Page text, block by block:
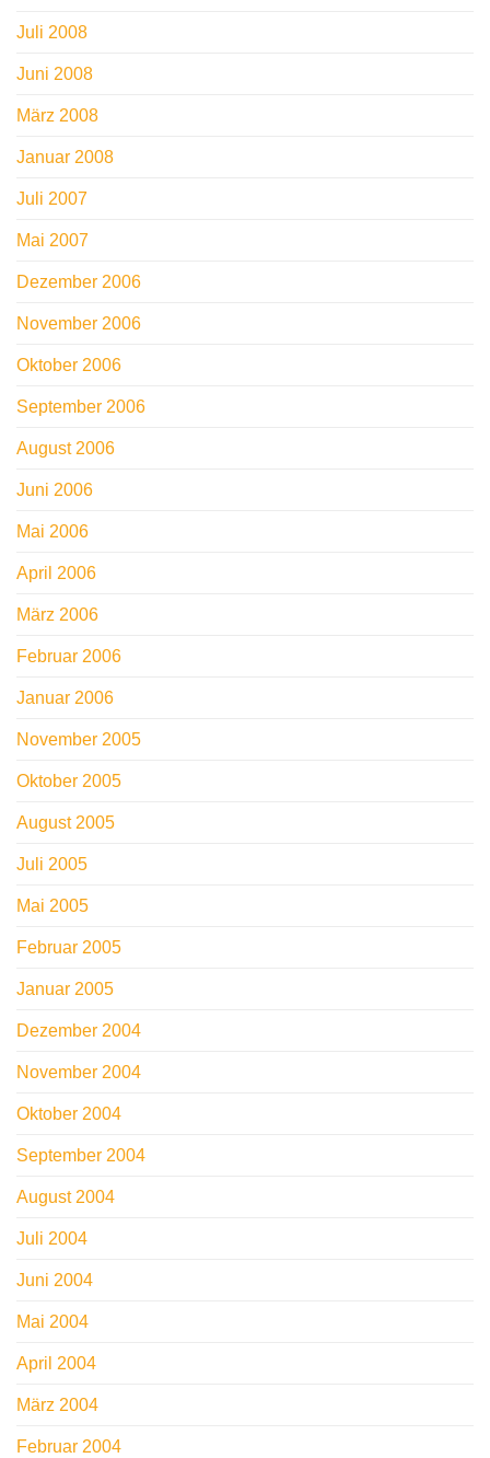
Juli 2008
Juni 2008
März 2008
Januar 2008
Juli 2007
Mai 2007
Dezember 2006
November 2006
Oktober 2006
September 2006
August 2006
Juni 2006
Mai 2006
April 2006
März 2006
Februar 2006
Januar 2006
November 2005
Oktober 2005
August 2005
Juli 2005
Mai 2005
Februar 2005
Januar 2005
Dezember 2004
November 2004
Oktober 2004
September 2004
August 2004
Juli 2004
Juni 2004
Mai 2004
April 2004
März 2004
Februar 2004